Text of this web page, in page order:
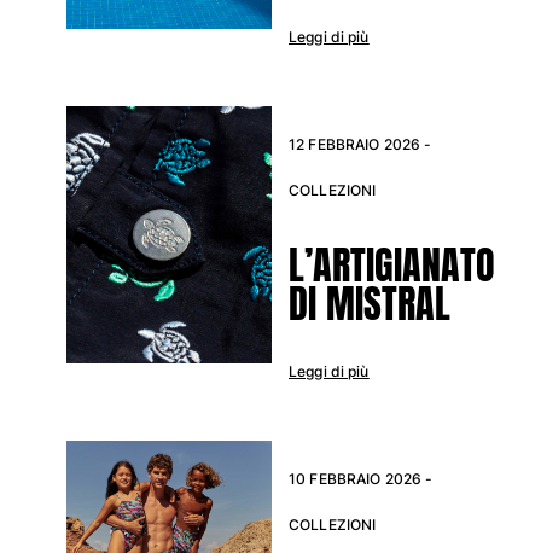
Leggi di più
12 FEBBRAIO 2026 -
COLLEZIONI
L’ARTIGIANATO
DI MISTRAL
Leggi di più
10 FEBBRAIO 2026 -
COLLEZIONI